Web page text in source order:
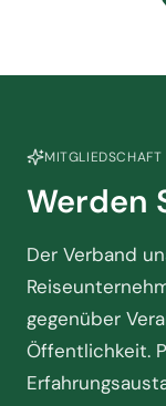
MITGLIEDSCHAFT
Werden
Der Verband
gegenüber
Öffentlichkeit.